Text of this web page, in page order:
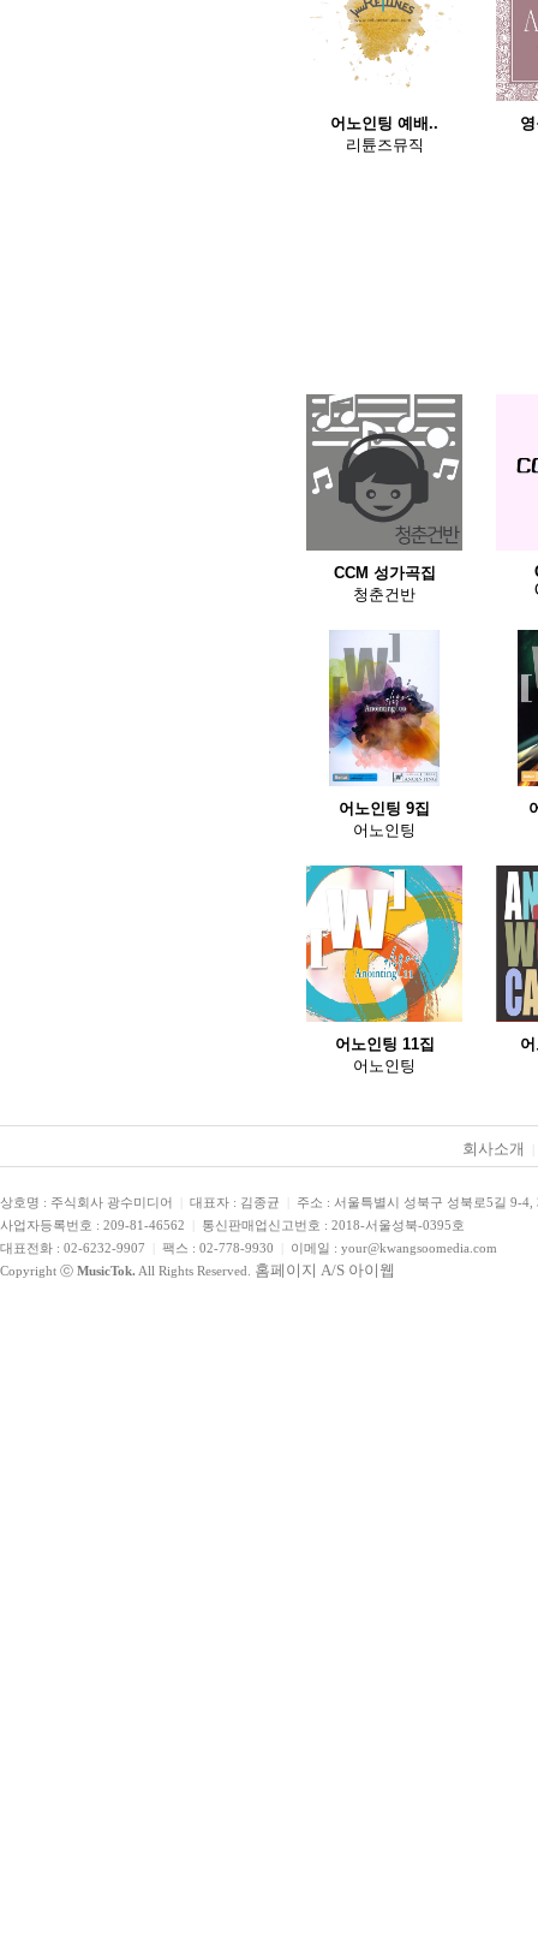
어노인팅 예배..
리튠즈뮤직
CCM 성가곡집
청춘건반
어노인팅 9집
어노인팅
어노인팅 11집
어노인팅
회사소개
상호명 : 주식회사 광수미디어 대표자 : 김종균
주소 : 서울특별시 성북구 성북로5길 9-4,
사업자등록번호 : 209-81-46562
통신판매업신고번호 : 2018-서울성북-0395호
대표전화 : 02-6232-9907
팩스 : 02-778-9930
이메일 : your@kwangsoomedia.com
Copyright ⓒ MusicTok. All Rights Reserved. 홈페이지 A/S 아이웹